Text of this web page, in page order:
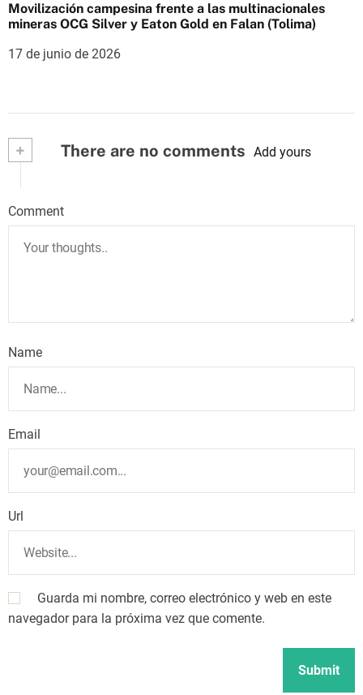
Movilización campesina frente a las multinacionales
mineras OCG Silver y Eaton Gold en Falan (Tolima)
17 de junio de 2026
+ There are no comments Add yours
Comment
Name
Email
Url
Guarda mi nombre, correo electrónico y web en este
navegador para la próxima vez que comente.